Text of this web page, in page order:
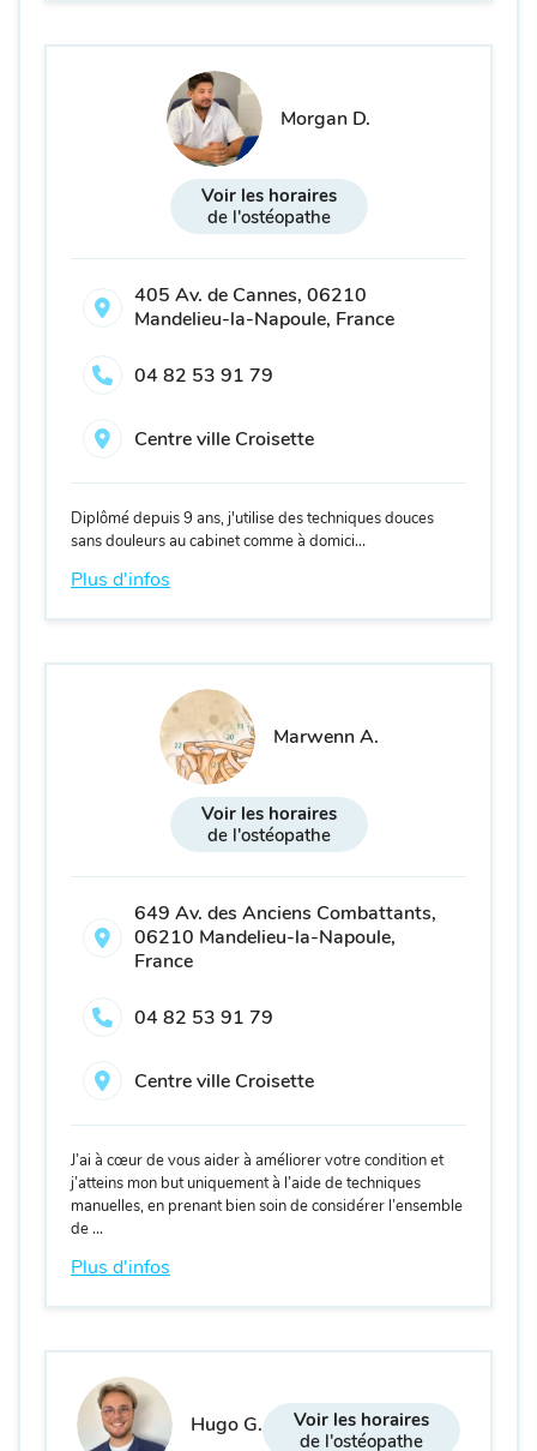
Morgan D.
Voir les horaires
de l'ostéopathe
405 Av. de Cannes, 06210
Mandelieu-la-Napoule, France
04 82 53 91 79
Centre ville Croisette
Diplômé depuis 9 ans, j'utilise des techniques douces
sans douleurs au cabinet commeà domici...
Plus d'infos
Marwenn A.
Voir les horaires
de l'ostéopathe
649 Av. des Anciens Combattants,
06210 Mandelieu-la-Napoule,
France
04 82 53 91 79
Centre ville Croisette
J’ai à cœur de vous aider à améliorer votre condition et
j’atteins mon but uniquement à l’aide de techniques
manuelles, en prenant bien soin de considérer l’ensemble
de ...
Plus d'infos
Hugo G.
Voir les horaires
de l'ostéopathe